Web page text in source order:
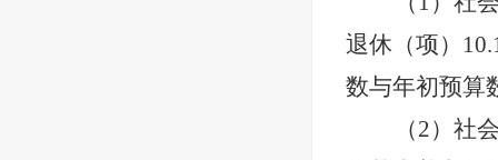
退休（项）
数与年初预算
（2）社